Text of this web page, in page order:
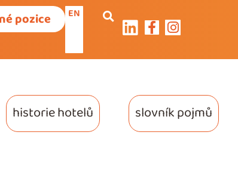
pozice EN
historie hotelů slovník pojmů